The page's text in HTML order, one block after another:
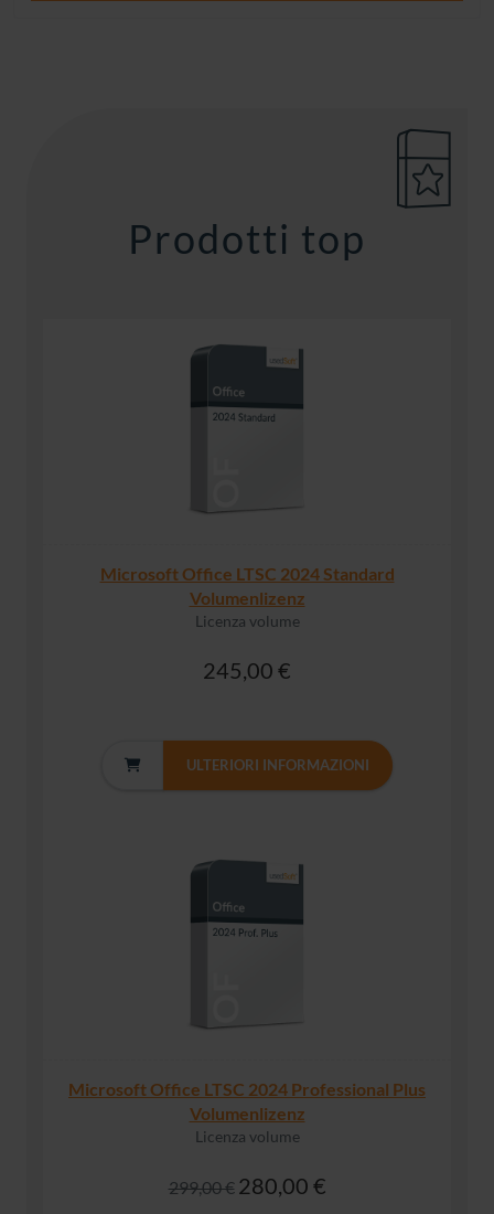
Prodotti top
Microsoft Office LTSC 2024 Standard
Volumenlizenz
Licenza volume
245,00 €
ULTERIORI INFORMAZIONI
Microsoft Office LTSC 2024 Professional Plus
Volumenlizenz
Licenza volume
299,00 € 280,00 €